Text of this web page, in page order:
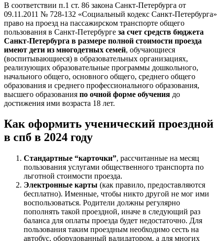
В соответствии п.1 ст. 86 закона Санкт-Петербурга от
09.11.2011 № 728-132 «Социальный кодекс Санкт-Петербурга»
право на проезд на пассажирском транспорте общего
пользования в Санкт-Петербурге за счет средств бюджета
Санкт-Петербурга в размере полной стоимости проезда
имеют дети из многодетных семей, обучающиеся
(воспитывающиеся) в образовательных организациях,
реализующих образовательные программы дошкольного,
начального общего, основного общего, среднего общего
образования и среднего профессионального образования,
высшего образования по очной форме обучения до
достижения ими возраста 18 лет.
Как оформить ученический проездной
в спб в 2024 году
Стандартные “карточки”, рассчитанные на месяц
пользования услугами общественного транспорта по
льготной стоимости проезда.
Электронные карты (как правило, предоставляются
бесплатно). Именные, чтобы никто другой не мог ими
воспользоваться. Родители должны регулярно
пополнять такой проездной, иначе в следующий раз
баланса для оплаты проезда будет недостаточно. Для
пользования таким проездным необходимо сесть на
автобус, оборудованный валидатором, а для многих